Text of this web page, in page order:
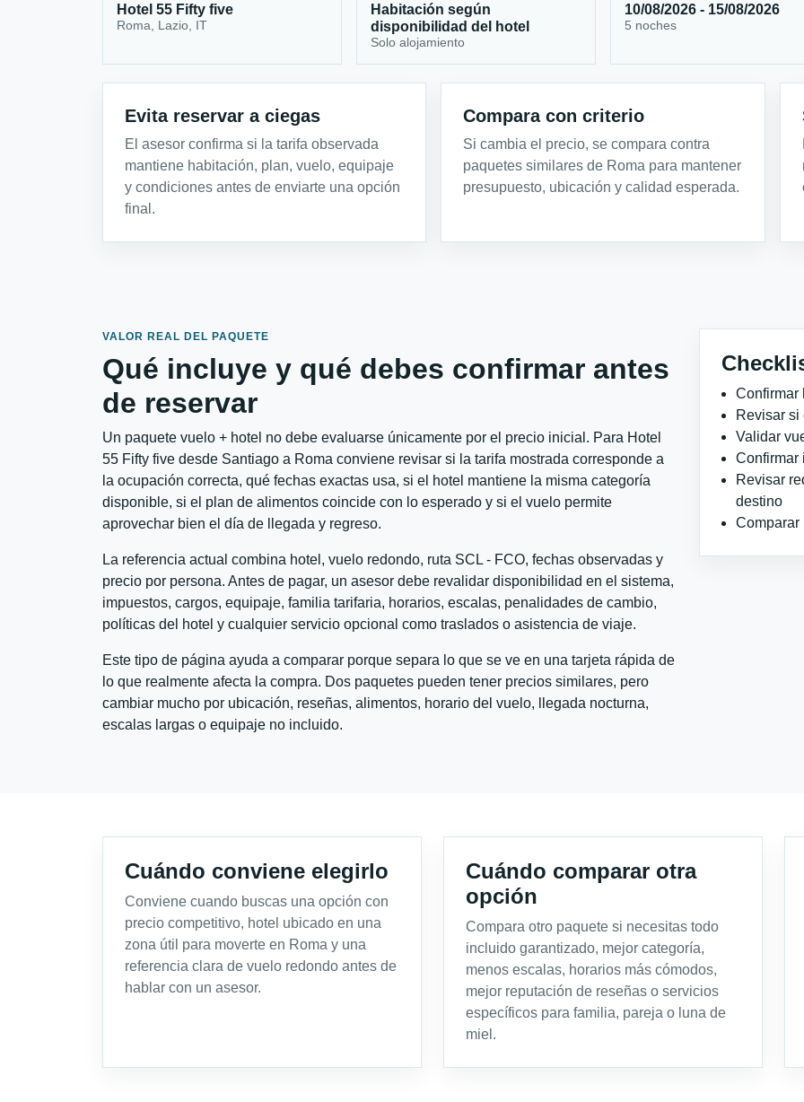
Hotel 55 Fifty five
Roma, Lazio, IT
Habitación según
disponibilidad del hotel
Solo alojamiento
10/08/2026 - 15/08/2026
5 noches
Evita reservar a ciegas
El asesor confirma si la tarifa observada
mantiene habitación, plan, vuelo, equipaje
y condiciones antes de enviarte una opción
final.
Compara con criterio
Si cambia el precio, se compara contra
paquetes similares de Roma para mantener
presupuesto, ubicación y calidad esperada.
VALOR REAL DEL PAQUETE
Qué incluye y qué debes confirmar antes
de reservar
Un paquete vuelo + hotel no debe evaluarse únicamente por el precio inicial. Para Hotel
55 Fifty five desde Santiago a Roma conviene revisar si la tarifa mostrada corresponde a
la ocupación correcta, qué fechas exactas usa, si el hotel mantiene la misma categoría
disponible, si el plan de alimentos coincide con lo esperado y si el vuelo permite
aprovechar bien el día de llegada y regreso.
La referencia actual combina hotel, vuelo redondo, ruta SCL - FCO, fechas observadas y
precio por persona. Antes de pagar, un asesor debe revalidar disponibilidad en el sistema,
impuestos, cargos, equipaje, familia tarifaria, horarios, escalas, penalidades de cambio,
políticas del hotel y cualquier servicio opcional como traslados o asistencia de viaje.
Este tipo de página ayuda a comparar porque separa lo que se ve en una tarjeta rápida de
lo que realmente afecta la compra. Dos paquetes pueden tener precios similares, pero
cambiar mucho por ubicación, reseñas, alimentos, horario del vuelo, llegada nocturna,
escalas largas o equipaje no incluido.
Confirmar
Revisar si
Validar
Confirmar
Revisar
destino
Comparar
Cuándo conviene elegirlo
Conviene cuando buscas una opción con
precio competitivo, hotel ubicado en una
zona útil para moverte en Roma y una
referencia clara de vuelo redondo antes de
hablar con un asesor.
Cuándo comparar otra
opción
Compara otro paquete si necesitas todo
incluido garantizado, mejor categoría,
menos escalas, horarios más cómodos,
mejor reputación de reseñas o servicios
específicos para familia, pareja o luna de
miel.